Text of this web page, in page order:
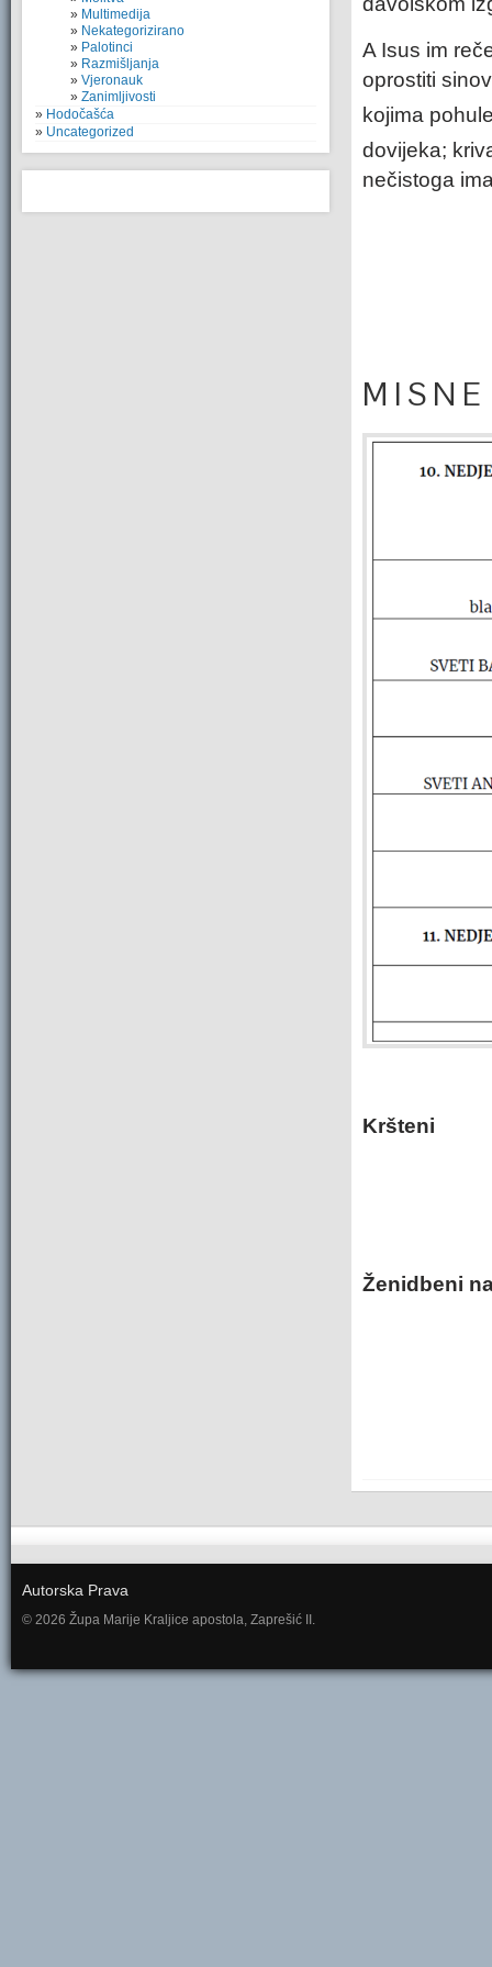
Multimedija
Nekategorizirano
Palotinci
Razmišljanja
Vjeronauk
Zanimljivosti
Hodočašća
Uncategorized
A Isus im
oprostiti
kojima
dovijeka;
nečistoga
M I S N
Kršteni
Ženidbeni
Autorska Prava
© 2026 Župa Marije Kraljice apostola, Zaprešić II.